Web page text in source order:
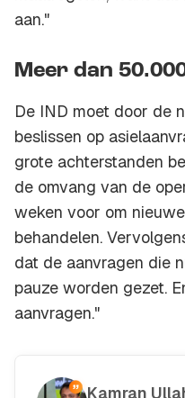
aan."
Meer dan
De IND moet door de
beslissen op
grote achterstanden
de omvang van de
weken voor om
behandelen.
dat de aanvragen die
pauze worden gezet.
aanvragen."
Kamran